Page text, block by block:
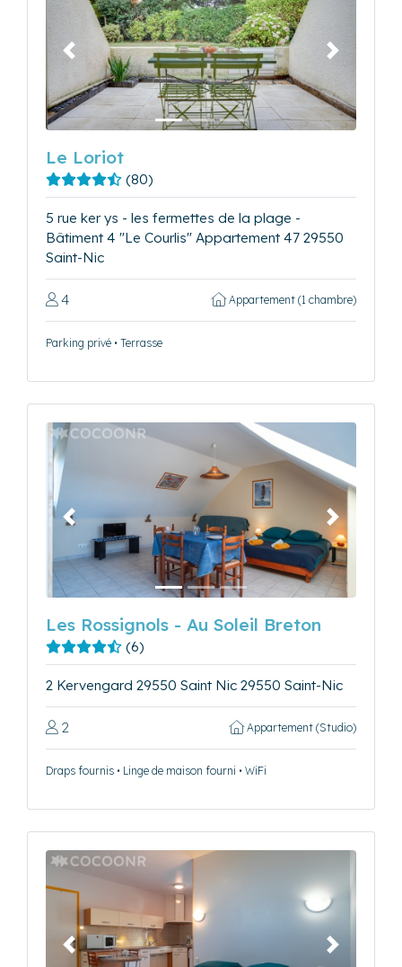
Précédent Suivant
Le Loriot
(80)
5 rue ker ys - les fermettes de la plage -
Bâtiment 4 "Le Courlis" Appartement 47 29550
Saint-Nic
4 Appartement (1 chambre)
Parking privé • Terrasse
Précédent Suivant
Les Rossignols - Au Soleil Breton
(6)
2 Kervengard 29550 Saint Nic 29550 Saint-Nic
2 Appartement (Studio)
Draps fournis • Linge de maison fourni • WiFi
Précédent Suivant